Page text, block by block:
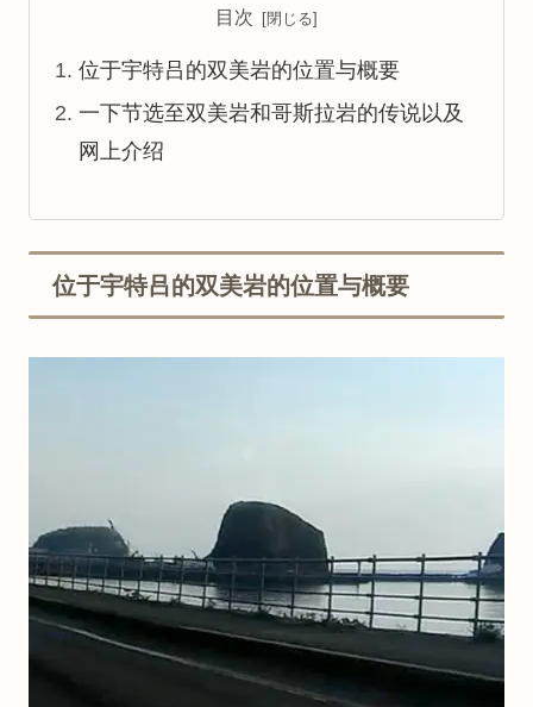
目次
位于宇特吕的双美岩的位置与概要
一下节选至双美岩和哥斯拉岩的传说以及
网上介绍
位于宇特吕的双美岩的位置与概要